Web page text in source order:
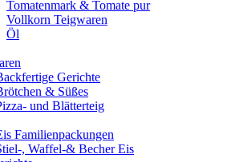
Tomatenmark & Tomate pur
Vollkorn Teigwaren
Öl
Gerichte
& Süßes
und Blätterteig
Familienpackungen
, Waffel-& Becher Eis